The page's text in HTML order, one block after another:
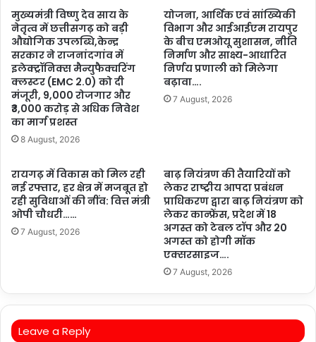
मुख्यमंत्री विष्णु देव साय के
नेतृत्व में छत्तीसगढ़ को बड़ी
औद्योगिक उपलब्धि,केन्द्र
सरकार ने राजनांदगांव में
इलेक्ट्रॉनिक्स मैन्युफैक्चरिंग
क्लस्टर (EMC 2.0) को दी
मंजूरी, 9,000 रोजगार और
₹3,000 करोड़ से अधिक निवेश
का मार्ग प्रशस्त
8 August, 2026
योजना, आर्थिक एवं सांख्यिकी
विभाग और आईआईएम रायपुर
के बीच एमओयू सुशासन, नीति
निर्माण और साक्ष्य-आधारित
निर्णय प्रणाली को मिलेगा
बढ़ावा….
7 August, 2026
रायगढ़ में विकास को मिल रही
नई रफ्तार, हर क्षेत्र में मजबूत हो
रही सुविधाओं की नींव: वित्त मंत्री
ओपी चौधरी……
7 August, 2026
बाढ़ नियंत्रण की तैयारियों को
लेकर राष्ट्रीय आपदा प्रबंधन
प्राधिकरण द्वारा बाढ़ नियंत्रण को
लेकर कान्फ्रेंस, प्रदेश में 18
अगस्त को टेबल टॉप और 20
अगस्त को होगी मॉक
एक्सरसाइज….
7 August, 2026
Leave a Reply